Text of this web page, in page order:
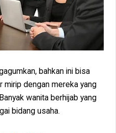
bahkan ini bisa
mirip dengan mereka yang
wanita berhijab yang
bidang usaha.